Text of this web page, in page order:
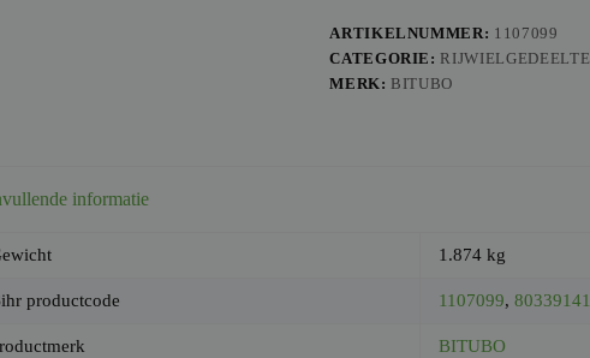
ARTIKELNUMMER: 1107099
CATEGORIE: RIJWIELGEDEELTE
MERK: BITUBO
informatie
1.874 kg
productcode 1107099,
BITUBO